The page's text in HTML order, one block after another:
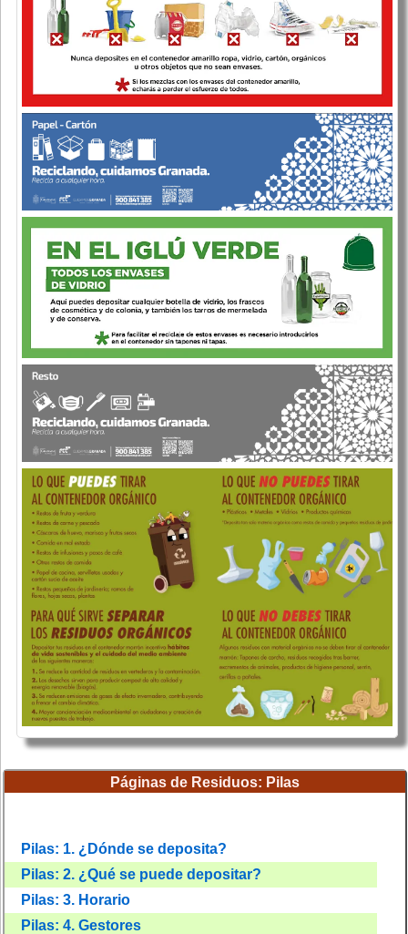
Páginas de Residuos: Pilas
Pilas: 1. ¿Dónde se deposita?
Pilas: 2. ¿Qué se puede depositar?
Pilas: 3. Horario
Pilas: 4. Gestores